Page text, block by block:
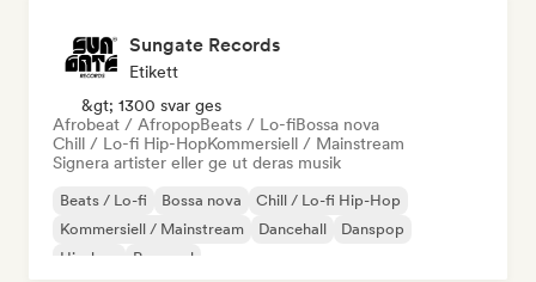
Sungate Records
Etikett
&gt; 1300 svar ges
Afrobeat / AfropopBeats / Lo-fiBossa nova
Chill / Lo-fi Hip-HopKommersiell / Mainstream
Signera artister eller ge ut deras musik
Beats / Lo-fi Bossa nova
Chill / Lo-fi Hip-Hop
Kommersiell / Mainstream
Dancehall
Danspop
Hip-hop
Pop soul